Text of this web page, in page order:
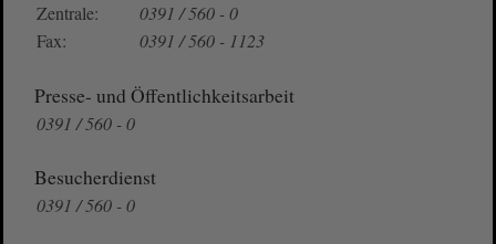
Zentrale:
0391 / 560 - 0
Fax:
0391 / 560 - 1123
Presse- und Öffentlichkeitsarbeit
0391 / 560 - 0
Besucherdienst
0391 / 560 - 0